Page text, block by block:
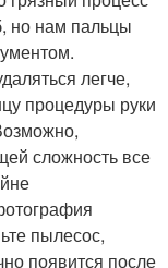
но нам пальцы
легче,
процедуры руки
сложность все
пылесос,
появится после